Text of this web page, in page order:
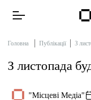
Головна Публікації З
З листопада
"Місцеві Медіа"